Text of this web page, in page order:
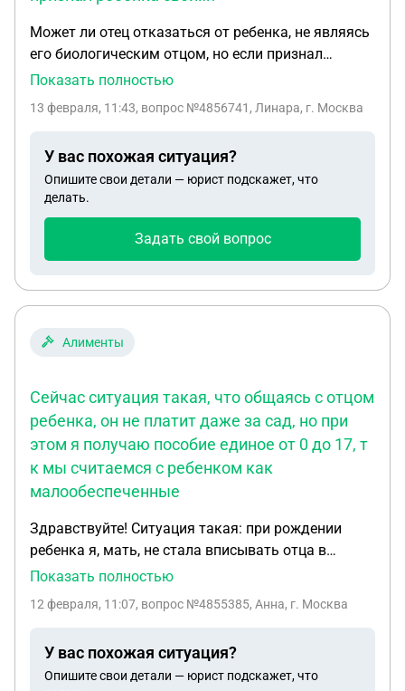
Может ли отец отказаться от ребенка, не являясь
его биологическим отцом, но если признал
ребенка своим? Здравствуйте!Между мной и
была матерью одиночкой... молодой человек
свою фамилию и отчество спустя 6 лет мы
развелись... в суде по вопросу алиментов,бывший
заявил на отказ оплаты алиментов на сына,тк
поступать - признал ребенка своим,ребенок его
алименты подал на оспаривание отцовства.
Показать полностью
13 февраля, 11:43, вопрос №4856741, Линара, г. Москва
У вас похожая ситуация?
Опишите свои детали — юрист подскажет, что
делать.
Задать свой вопрос
Алименты
Сейчас ситуация такая, что общаясь с отцом
ребенка, он не платит даже за сад, но при
этом я получаю пособие единое от 0 до 17, т
к мы считаемся с ребенком как
малообеспеченные
Здравствуйте! Ситуация такая: при рождении
ребенка я, мать, не стала вписывать отца в
свидетельство о рождении. Сейчас ситуация
даже за сад, но при этом я получаю пособие
как малообеспеченные. Скажите, пожалуйста,
стоит ли затевать эту процедуру об алиментах.
Показать полностью
12 февраля, 11:07, вопрос №4855385, Анна, г. Москва
У вас похожая ситуация?
Опишите свои детали — юрист подскажет, что